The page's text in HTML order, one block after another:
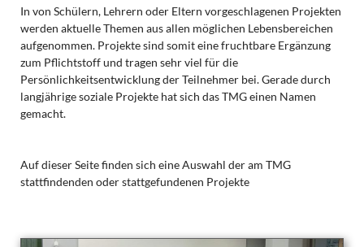
In von Schülern, Lehrern oder Eltern vorgeschlagenen Projekten
werden aktuelle Themen aus allen möglichen Lebensbereichen
aufgenommen. Projekte sind somit eine fruchtbare Ergänzung
zum Pflichtstoff und tragen sehr viel für die
Persönlichkeitsentwicklung der Teilnehmer bei. Gerade durch
langjährige soziale Projekte hat sich das TMG einen Namen
gemacht.
Auf dieser Seite finden sich eine Auswahl der am TMG
stattfindenden oder stattgefundenen Projekte